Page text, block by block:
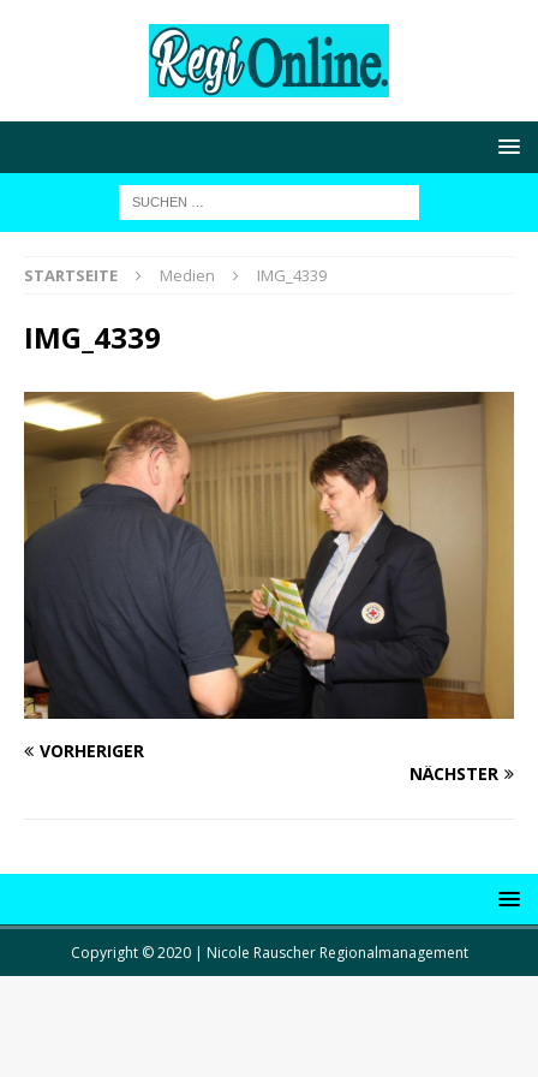
STARTSEITE Medien IMG_4339
IMG_4339
VORHERIGER
NÄCHSTER
Copyright © 2020 | Nicole Rauscher Regionalmanagement